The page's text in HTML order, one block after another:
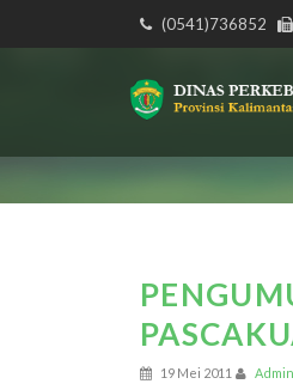
(0541)736852
19 Mei 2011